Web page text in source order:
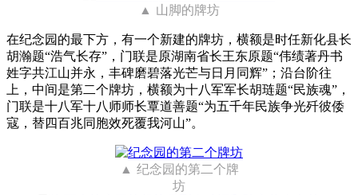
山脚的牌坊
在纪念园的最下方，有一个新建的牌坊，横额是时任新化县长
胡瀚题“浩气长存”，门联是原湖南省长王东原题“伟绩著丹书
姓字共江山并永，丰碑磨碧落光芒与日月同辉”；沿台阶往
上，中间是第二个牌坊，横额为十八军军长胡琏题“民族魂”，
门联是十八军十八师师长覃道善题“为五千年民族争光歼彼倭
寇，替四百兆同胞效死覆我河山”。
纪念园的第二个牌
坊